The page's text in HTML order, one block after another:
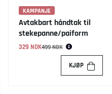
KAMPANJE
Avtakbart håndtak til
stekepanne/paiform
329 NOK
Vanlig pris:499 NOK
KJØP